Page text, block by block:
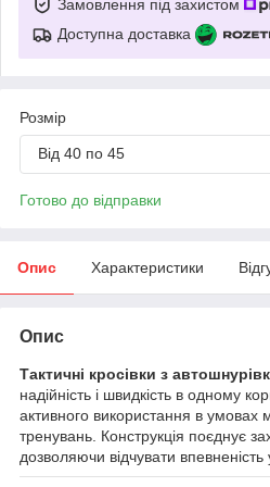
Замовлення під захистом
Доступна доставка
Розмір
Від 40 по 45
Готово до відправки
Опис Характеристики
Опис
Тактичні кросівки з
надійність і швидкість в одному
активного використання в умовах
тренувань. Конструкція поєднує
дозволяючи відчувати впевненість